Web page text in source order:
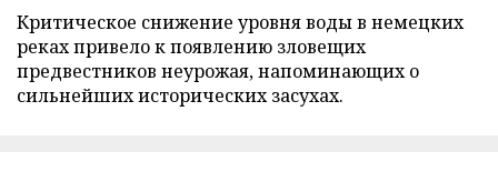
Критическое снижение уровня воды в немецких
реках привело к появлению зловещих
предвестников неурожая, напоминающих о
сильнейших исторических засухах.